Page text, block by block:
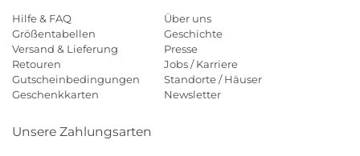
Hilfe & FAQ
Größentabellen
Versand & Lieferung
Retouren
Gutscheinbedingungen
Geschenkkarten
Über uns
Geschichte
Presse
Jobs / Karriere
Standorte / Häuser
Newsletter
Unsere Zahlungsarten